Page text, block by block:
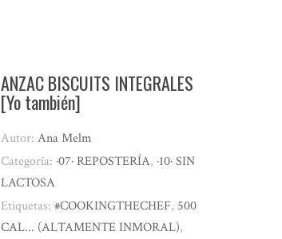
ANZAC BISCUITS INTEGRALES
[Yo también]
Autor:Ana Melm
Categoría: ·07· REPOSTERÍA, ·10· SIN
LACTOSA
Etiquetas:#COOKINGTHECHEF, 500
CAL... (ALTAMENTE INMORAL),